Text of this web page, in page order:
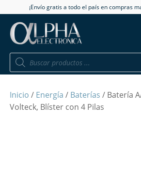
¡Envío gratis a todo el país en compras
Búsqueda
productos
Inicio / Energía / Baterías / Batería
Volteck, Blíster con 4 Pilas